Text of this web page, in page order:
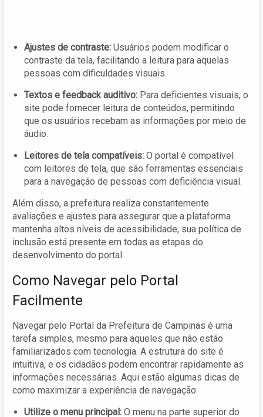
Ajustes de contraste: Usuários podem modificar o
contraste da tela, facilitando a leitura para aquelas
pessoas com dificuldades visuais.
Textos e feedback auditivo: Para deficientes visuais, o
site pode fornecer leitura de conteúdos, permitindo
que os usuários recebam as informações por meio de
áudio.
Leitores de tela compatíveis: O portal é compatível
com leitores de tela, que são ferramentas essenciais
para a navegação de pessoas com deficiência visual.
Além disso, a prefeitura realiza constantemente
avaliações e ajustes para assegurar que a plataforma
mantenha altos níveis de acessibilidade, sua política de
inclusão está presente em todas as etapas do
desenvolvimento do portal.
Como Navegar pelo Portal
Facilmente
Navegar pelo Portal da Prefeitura de Campinas é uma
tarefa simples, mesmo para aqueles que não estão
familiarizados com tecnologia. A estrutura do site é
intuitiva, e os cidadãos podem encontrar rapidamente as
informações necessárias. Aqui estão algumas dicas de
como maximizar a experiência de navegação:
Utilize o menu principal: O menu na parte superior do